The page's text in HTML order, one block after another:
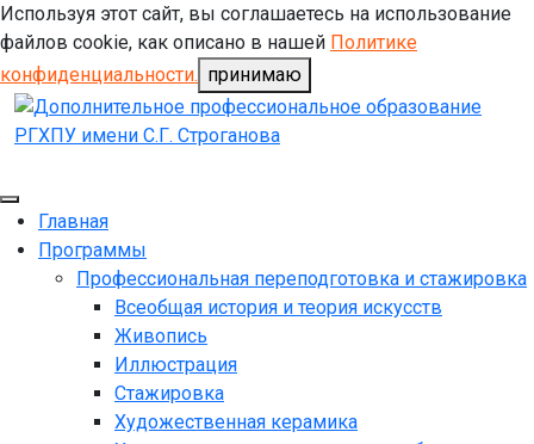
Используя этот сайт, вы соглашаетесь на использование
файлов cookie, как описано в нашей Политике
конфиденциальности. принимаю
Главная
Программы
Профессиональная переподготовка и стажировка
Всеобщая история и теория искусств
Живопись
Иллюстрация
Стажировка
Художественная керамика